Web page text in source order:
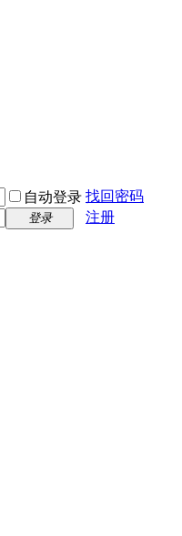
自动登录 找回密码
登录 注册